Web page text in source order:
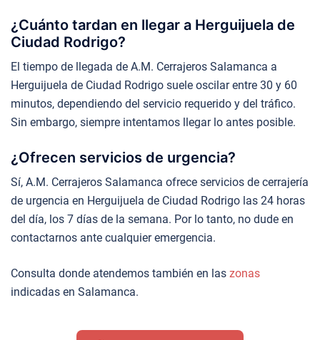
¿Cuánto tardan en llegar a Herguijuela de
Ciudad Rodrigo?
El tiempo de llegada de A.M. Cerrajeros Salamanca a
Herguijuela de Ciudad Rodrigo suele oscilar entre 30 y 60
minutos, dependiendo del servicio requerido y del tráfico.
Sin embargo, siempre intentamos llegar lo antes posible.
¿Ofrecen servicios de urgencia?
Sí, A.M. Cerrajeros Salamanca ofrece servicios de cerrajería
de urgencia en Herguijuela de Ciudad Rodrigo las 24 horas
del día, los 7 días de la semana. Por lo tanto, no dude en
contactarnos ante cualquier emergencia.
Consulta donde atendemos también en las zonas
indicadas en Salamanca.